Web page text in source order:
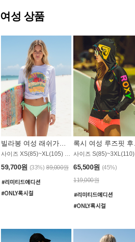
여성 상품
59,700원 (33%) 89,000원
사이즈 S(85)~3XL(110)
65,500원 (45%)
119,000원